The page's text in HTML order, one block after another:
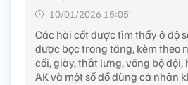
10/01/2026 15:05’
Các hài cốt được tìm thấy ở độ
được bọc trong tăng, kèm theo
cối, giày, thắt lưng, võng bộ đội,
AK và một số đồ dùng cá nhân